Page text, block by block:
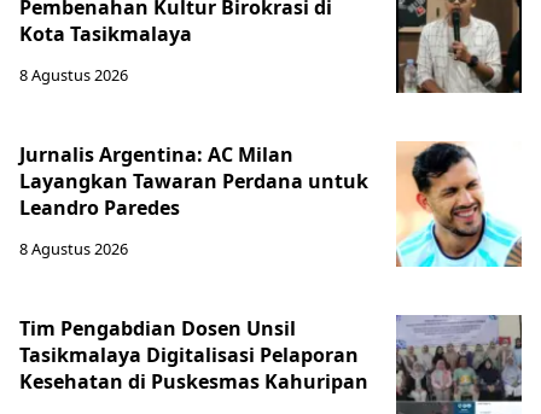
Pembenahan Kultur Birokrasi di
Kota Tasikmalaya
8 Agustus 2026
Jurnalis Argentina: AC Milan
Layangkan Tawaran Perdana untuk
Leandro Paredes
8 Agustus 2026
Tim Pengabdian Dosen Unsil
Tasikmalaya Digitalisasi Pelaporan
Kesehatan di Puskesmas Kahuripan